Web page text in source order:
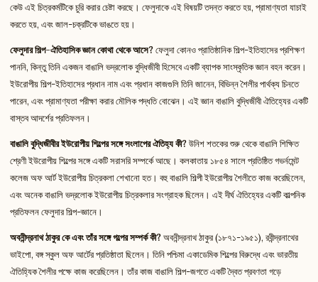
কেউ এই চিত্রকর্মটিকে চুরি করার চেষ্টা করছে। ফেলুদাকে এই বিষয়টি তদন্ত করতে হয়, প্রামাণ্যতা যাচাই
করতে হয়, এবং জাল-চক্রটিকে ভাঙতে হয়।
ফেলুদার শিল্প-ঐতিহাসিক জ্ঞান কোথা থেকে আসে?ফেলুদা কোনও প্রাতিষ্ঠানিক শিল্প-ইতিহাসের প্রশিক্ষণ
পাননি, কিন্তু তিনি একজন বাঙালি ভদ্রলোক বুদ্ধিজীবী হিসেবে একটি ব্যাপক সাংস্কৃতিক জ্ঞান বহন করেন।
ইউরোপীয় শিল্প-ইতিহাসের প্রধান নাম এবং প্রধান কাজগুলি তিনি জানেন, বিভিন্ন শৈলীর পার্থক্য চিনতে
পারেন, এবং প্রামাণ্যতা পরীক্ষা করার মৌলিক পদ্ধতি বোঝেন। এই জ্ঞান বাঙালি বুদ্ধিজীবী ঐতিহ্যের একটি
বাস্তব আদর্শের প্রতিফলন।
বাঙালি বুদ্ধিজীবীর ইউরোপীয় শিল্পের সঙ্গে সংলাপের ঐতিহ্য কী?উনিশ শতকের শুরু থেকে বাঙালি শিক্ষিত
শ্রেণী ইউরোপীয় শিল্পের সঙ্গে একটি সরাসরি সম্পর্কে আছে। কলকাতায় ১৮৫৪ সালে প্রতিষ্ঠিত গভর্নমেন্ট
কলেজ অফ আর্ট ইউরোপীয় চিত্রকলা শেখানো হত। বহু বাঙালি শিল্পী ইউরোপীয় শৈলীতে কাজ করেছিলেন,
এবং অনেক বাঙালি ভদ্রলোক ইউরোপীয় চিত্রকলার সংগ্রাহক ছিলেন। এই দীর্ঘ ঐতিহ্যের একটি কাল্পনিক
প্রতিফলন ফেলুদার শিল্প-জ্ঞানে।
অবনীন্দ্রনাথ ঠাকুর কে এবং তাঁর সঙ্গে গল্পের সম্পর্ক কী?অবনীন্দ্রনাথ ঠাকুর (১৮৭১-১৯৫১), রবীন্দ্রনাথের
ভাইপো, বঙ্গ স্কুল অফ আর্টের প্রতিষ্ঠাতা ছিলেন। তিনি পশ্চিমা একাডেমিক শিল্পের বিরুদ্ধে এবং ভারতীয়
ঐতিহ্যিক শৈলীর পক্ষে কাজ করেছিলেন। তাঁর কাজ বাঙালি শিল্প-জগতে একটি দ্বৈত প্রবণতা গড়ে